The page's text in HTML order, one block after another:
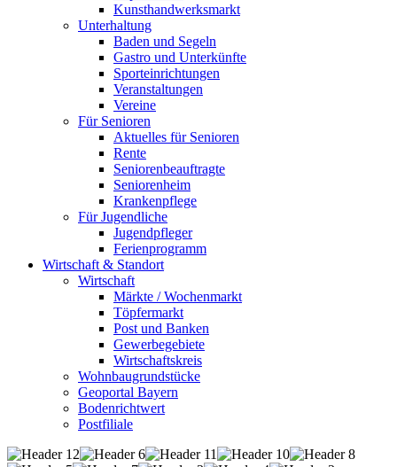
Kunsthandwerksmarkt
Unterhaltung
Baden und Segeln
Gastro und Unterkünfte
Sporteinrichtungen
Veranstaltungen
Vereine
Für Senioren
Aktuelles für Senioren
Rente
Seniorenbeauftragte
Seniorenheim
Krankenpflege
Für Jugendliche
Jugendpfleger
Ferienprogramm
Wirtschaft & Standort
Wirtschaft
Märkte / Wochenmarkt
Töpfermarkt
Post und Banken
Gewerbegebiete
Wirtschaftskreis
Wohnbaugrundstücke
Geoportal Bayern
Bodenrichtwert
Postfiliale